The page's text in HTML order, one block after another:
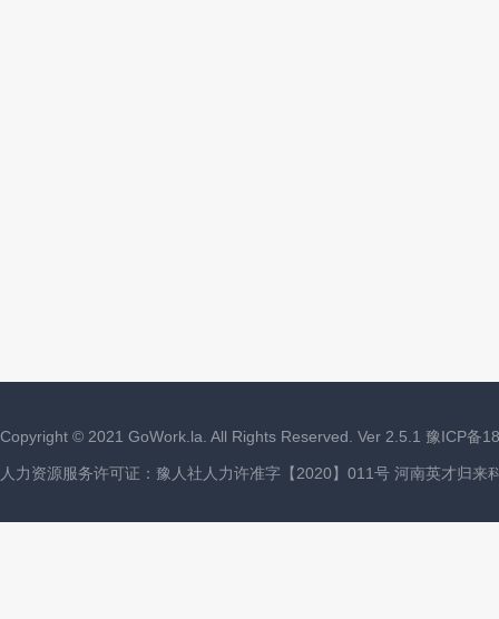
Copyright © 2021 GoWork.la. All Rights Reserved. Ver 2.5.1 豫ICP备
人力资源服务许可证：豫人社人力许准字【2020】011号 河南英才归来